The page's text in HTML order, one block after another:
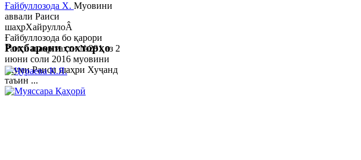
Ғайбуллозода Х. Муовини
аввали Раиси
шаҳрХайруллоÂ
Ғайбуллозода бо қарори
Раиси шаҳр таҳти №281 аз 2
июни соли 2016 муовини
якуми Раиси шаҳри Хуҷанд
таъин ...
Роҳбарони сохторҳо